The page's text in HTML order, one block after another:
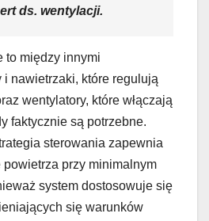
ds. wentylacji.
to między innymi
i nawietrzaki, które regulują
wentylatory, które włączają
faktycznie są potrzebne.
sterowania zapewnia
przy minimalnym
system dostosowuje się
się warunków